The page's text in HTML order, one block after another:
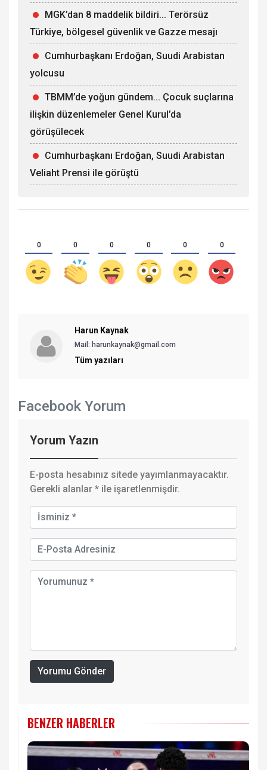
MGK’dan 8 maddelik bildiri... Terörsüz
Türkiye, bölgesel güvenlik ve Gazze mesajı
Cumhurbaşkanı Erdoğan, Suudi Arabistan
yolcusu
TBMM’de yoğun gündem... Çocuk suçlarına
ilişkin düzenlemeler Genel Kurul’da
görüşülecek
Cumhurbaşkanı Erdoğan, Suudi Arabistan
Veliaht Prensi ile görüştü
0 0 0 0 0 0
Harun Kaynak
Mail: harunkaynak@gmail.com
Tüm yazıları
Facebook Yorum
Yorum Yazın
E-posta hesabınız sitede yayımlanmayacaktır.
Gerekli alanlar * ile işaretlenmişdir.
Yorumu Gönder
BENZER HABERLER